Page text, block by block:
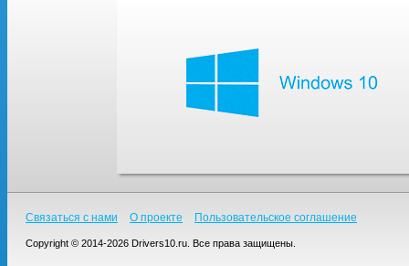
Связаться с нами О проекте Пользовательское соглашение
Copyright © 2014-2026 Drivers10.ru. Все права защищены.